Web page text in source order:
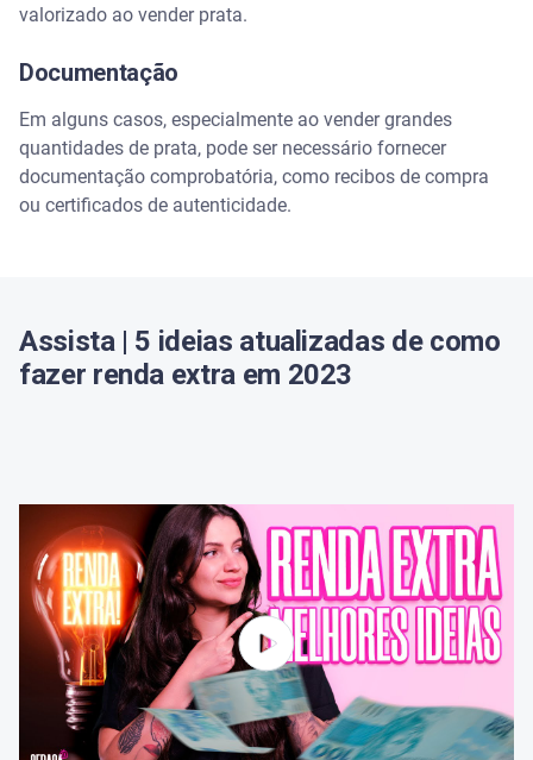
valorizado ao vender prata.
Documentação
Em alguns casos, especialmente ao vender grandes
quantidades de prata, pode ser necessário fornecer
documentação comprobatória, como recibos de compra
ou certificados de autenticidade.
Assista | 5 ideias atualizadas de como
fazer renda extra em 2023